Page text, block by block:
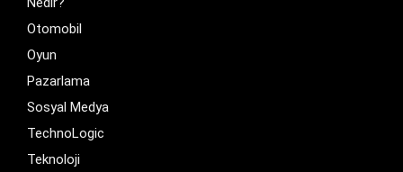
Otomobil
Oyun
Pazarlama
Sosyal Medya
TechnoLogic
Teknoloji